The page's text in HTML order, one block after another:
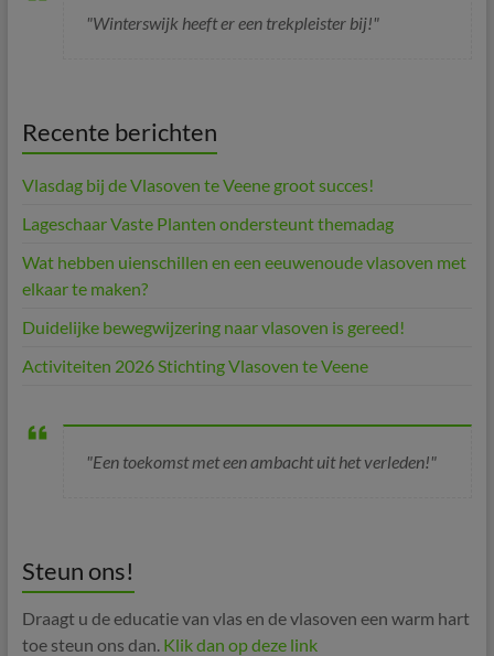
"Winterswijk heeft er een trekpleister bij!"
Recente berichten
Vlasdag bij de Vlasoven te Veene groot succes!
Lageschaar Vaste Planten ondersteunt themadag
Wat hebben uienschillen en een eeuwenoude vlasoven met
elkaar te maken?
Duidelijke bewegwijzering naar vlasoven is gereed!
Activiteiten 2026 Stichting Vlasoven te Veene
"Een toekomst met een ambacht uit het verleden!"
Steun ons!
Draagt u de educatie van vlas en de vlasoven een warm hart
toe steun ons dan. Klik dan op deze link